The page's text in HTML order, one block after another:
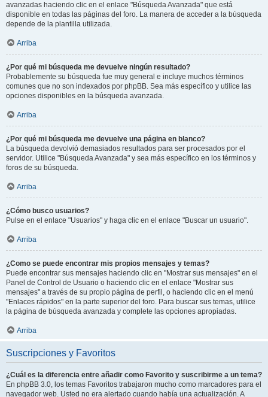
avanzadas haciendo clic en el enlace "Búsqueda Avanzada" que está
disponible en todas las páginas del foro. La manera de acceder a la búsqueda
depende de la plantilla utilizada.
Arriba
¿Por qué mi búsqueda me devuelve ningún resultado?
Probablemente su búsqueda fue muy general e incluye muchos términos
comunes que no son indexados por phpBB. Sea más específico y utilice las
opciones disponibles en la búsqueda avanzada.
Arriba
¿Por qué mi búsqueda me devuelve una página en blanco?
La búsqueda devolvió demasiados resultados para ser procesados por el
servidor. Utilice "Búsqueda Avanzada" y sea más específico en los términos y
foros de su búsqueda.
Arriba
¿Cómo busco usuarios?
Pulse en el enlace "Usuarios" y haga clic en el enlace "Buscar un usuario".
Arriba
¿Como se puede encontrar mis propios mensajes y temas?
Puede encontrar sus mensajes haciendo clic en "Mostrar sus mensajes" en el
Panel de Control de Usuario o haciendo clic en el enlace "Mostrar sus
mensajes" a través de su propio página de perfil, o haciendo clic en el menú
"Enlaces rápidos" en la parte superior del foro. Para buscar sus temas, utilice
la página de búsqueda avanzada y complete las opciones apropiadas.
Arriba
Suscripciones y Favoritos
¿Cuál es la diferencia entre añadir como Favorito y suscribirme a un tema?
En phpBB 3.0, los temas Favoritos trabajaron mucho como marcadores para el
navegador web. Usted no era alertado cuando había una actualización. A